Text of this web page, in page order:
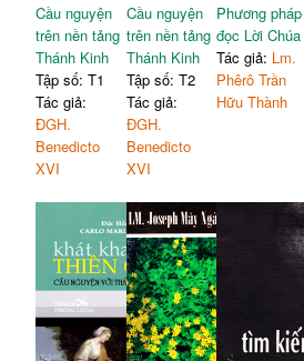
Cầu nguyện
trên nền tảng
Thánh Kinh
Tập số: T1
Tác giả:
ĐGH.
Benedicto
XVI
Cầu nguyện
trên nền tảng
Thánh Kinh
Tập số: T2
Tác giả:
ĐGH.
Benedicto
XVI
Phương pháp
đọc Lời Chúa
Tác giả: Lm.
Phêrô Trần
Hữu Thành